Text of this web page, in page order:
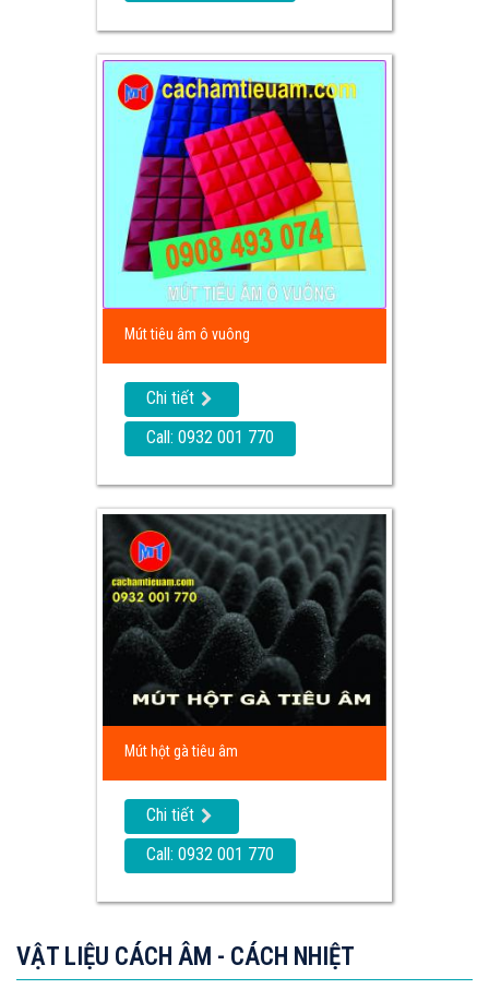
Mút tiêu âm ô vuông
Chi tiết
Call: 0932 001 770
Mút hột gà tiêu âm
Chi tiết
Call: 0932 001 770
VẬT LIỆU CÁCH ÂM - CÁCH NHIỆT